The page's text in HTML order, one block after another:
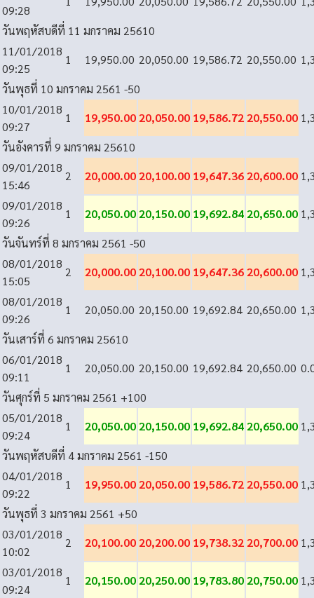
09:28
วันพฤหัสบดีที่ 11 มกราคม 25610
11/01/2018
09:25
1 19,950.00 20,050.00 19,586.72 20,550.00
วันพุธที่ 10 มกราคม 2561 -50
10/01/2018
09:27
1 19,950.00 20,050.00 19,586.72 20,550.00
วันอังคารที่ 9 มกราคม 25610
09/01/2018
15:46
2 20,000.00 20,100.00 19,647.36 20,600.00
09/01/2018
09:26
1 20,050.00 20,150.00 19,692.84 20,650.00
วันจันทร์ที่ 8 มกราคม 2561 -50
08/01/2018
15:05
2 20,000.00 20,100.00 19,647.36 20,600.00
08/01/2018
09:26
1 20,050.00 20,150.00 19,692.84 20,650.00
วันเสาร์ที่ 6 มกราคม 25610
06/01/2018
09:11
1 20,050.00 20,150.00 19,692.84 20,650.00
วันศุกร์ที่ 5 มกราคม 2561 +100
05/01/2018
09:24
1 20,050.00 20,150.00 19,692.84 20,650.00
วันพฤหัสบดีที่ 4 มกราคม 2561 -150
04/01/2018
09:22
1 19,950.00 20,050.00 19,586.72 20,550.00
วันพุธที่ 3 มกราคม 2561 +50
03/01/2018
10:02
2 20,100.00 20,200.00 19,738.32 20,700.00
03/01/2018
09:24
1 20,150.00 20,250.00 19,783.80 20,750.00